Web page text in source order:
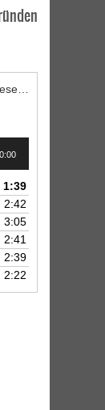
"Pop und Populismus" gelesen von Jörg Petzold (1/6)
1:39
2:42
3:05
2:41
2:39
2:22